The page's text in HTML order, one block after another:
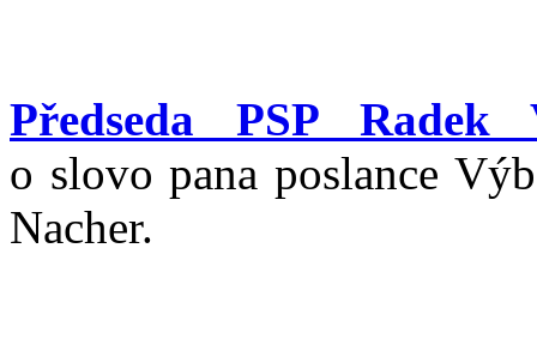
Předseda PSP Radek
o slovo pana poslance
Nacher.